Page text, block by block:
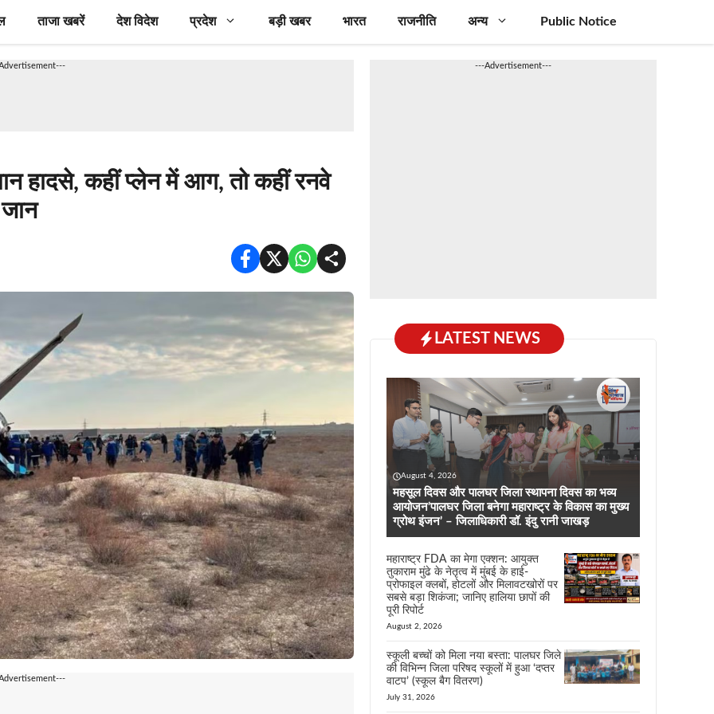
ताजा खबरें देश विदेश प्रदेश बड़ी खबर भारत राजनीति अन्य Public Notice
हादसे, कहीं प्लेन में आग, तो कहीं रनवे
---Advertisement---
LATEST NEWS
August 4, 2026
महसूल दिवस और पालघर जिला स्थापना दिवस का भव्य
आयोजन’पालघर जिला बनेगा महाराष्ट्र के विकास का मुख्य
ग्रोथ इंजन’ – जिलाधिकारी डॉ. इंदु रानी जाखड़
महाराष्ट्र FDA का मेगा एक्शन: आयुक्त
तुकाराम मुंढे के नेतृत्व में मुंबई के हाई-
प्रोफाइल क्लबों, होटलों और मिलावटखोरों पर
सबसे बड़ा शिकंजा; जानिए हालिया छापों की
पूरी रिपोर्ट
August 2, 2026
स्कूली बच्चों को मिला नया बस्ता: पालघर जिले
की विभिन्न जिला परिषद स्कूलों में हुआ ‘दप्तर
वाटप’ (स्कूल बैग वितरण)
July 31, 2026